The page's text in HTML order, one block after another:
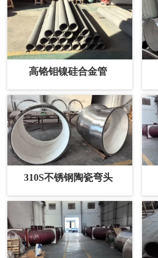
高铬钼镍硅合金管
310S不锈钢陶瓷弯头